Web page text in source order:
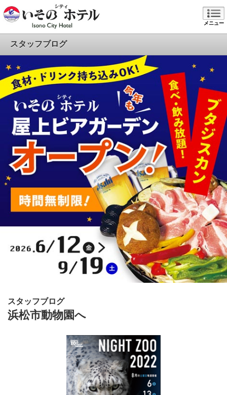
メニュー
スタッフブログ
スタッフブログ
浜松市動物園へ